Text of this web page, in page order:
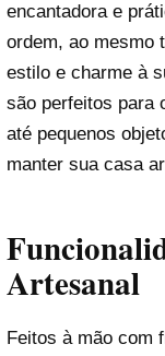
encantadora e
ordem, ao mesmo
estilo e charme à
são perfeitos para
até pequenos
manter sua casa
Artesanal
Feitos à mão com